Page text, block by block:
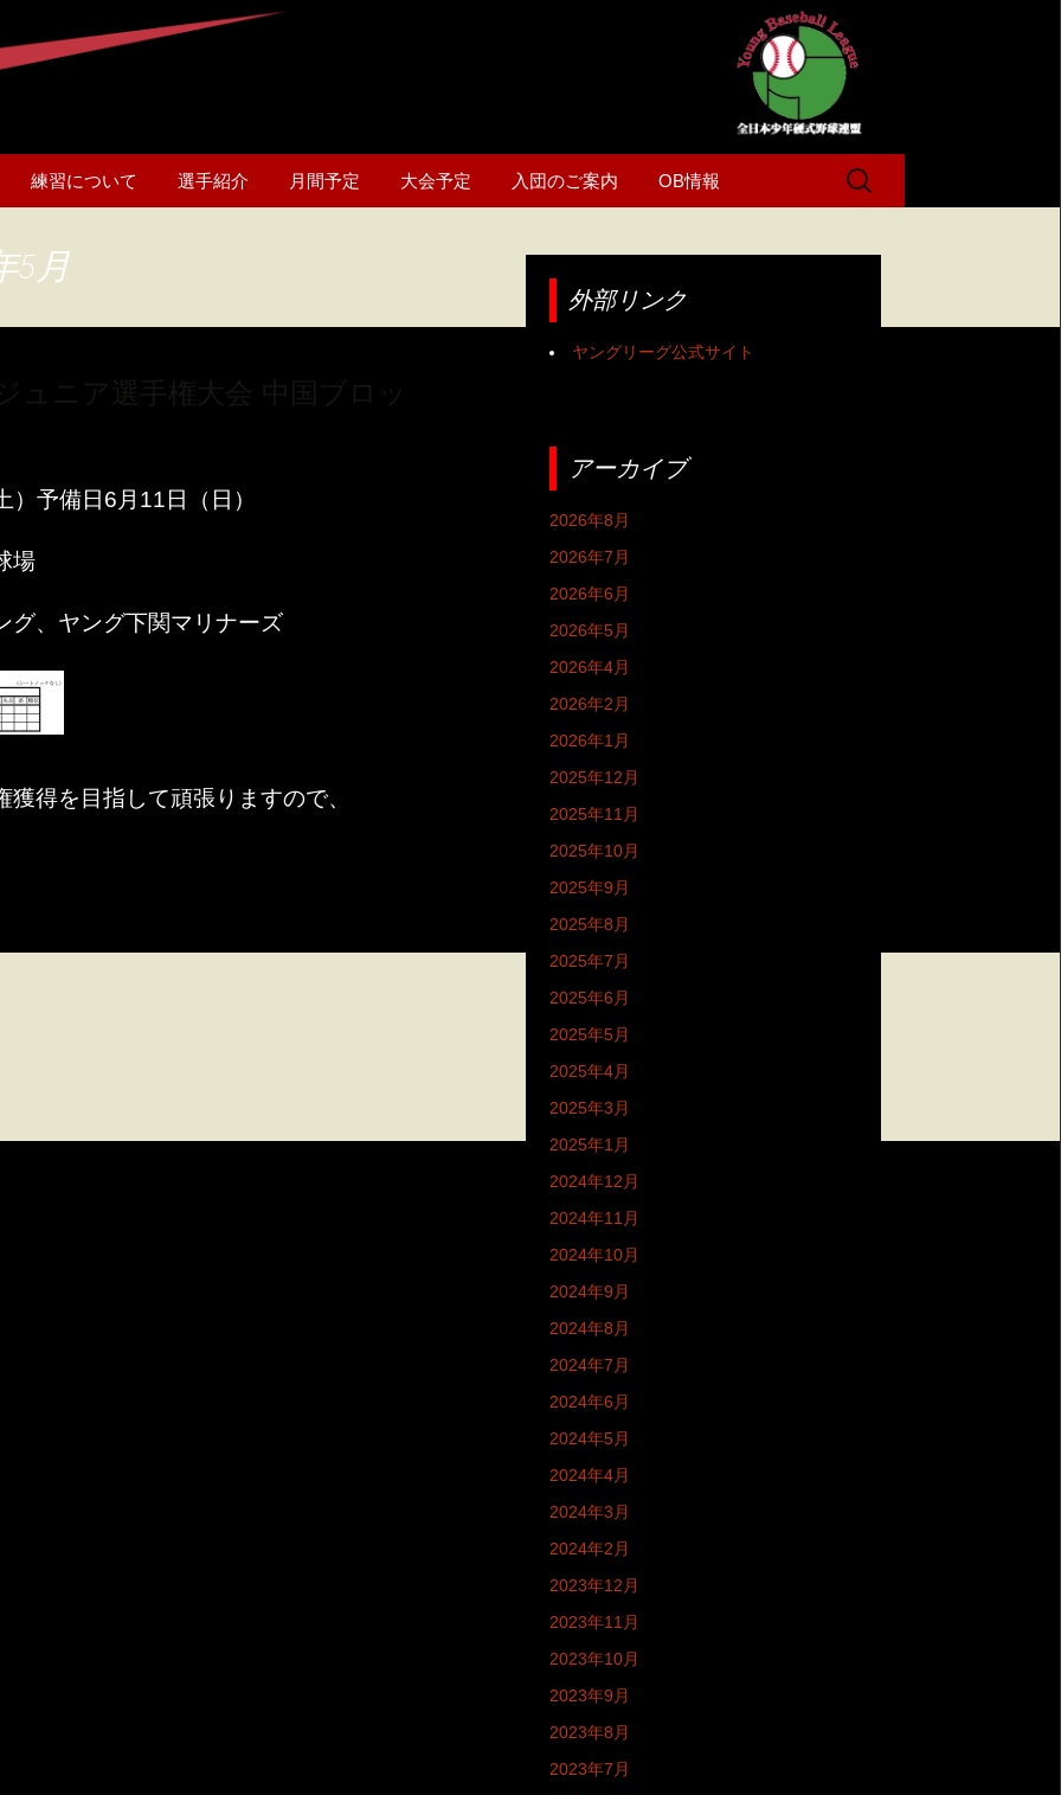
練習について 選手紹介 月間予定 大会予定 入団のご案内 OB情報
検
索:
5月
）予備日6月11日（日）
場
グ、ヤング下関マリナーズ
得を目指して頑張りますので、
外部リンク
ヤングリーグ公式サイト
アーカイブ
2026年8月
2026年7月
2026年6月
2026年5月
2026年4月
2026年2月
2026年1月
2025年12月
2025年11月
2025年10月
2025年9月
2025年8月
2025年7月
2025年6月
2025年5月
2025年4月
2025年3月
2025年1月
2024年12月
2024年11月
2024年10月
2024年9月
2024年8月
2024年7月
2024年6月
2024年5月
2024年4月
2024年3月
2024年2月
2023年12月
2023年11月
2023年10月
2023年9月
2023年8月
2023年7月